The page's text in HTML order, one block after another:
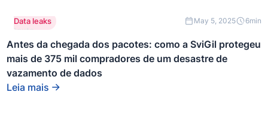
Este é um
texto
dentro de
um bloco
div.
Data leaks May 5, 2025 6min
Antes da chegada dos pacotes: como a SviGil protegeu
mais de 375 mil compradores de um desastre de
vazamento de dados
Leia mais